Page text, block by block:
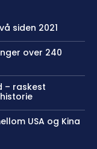
siden 2021
over 240
– raskest
USA og Kina